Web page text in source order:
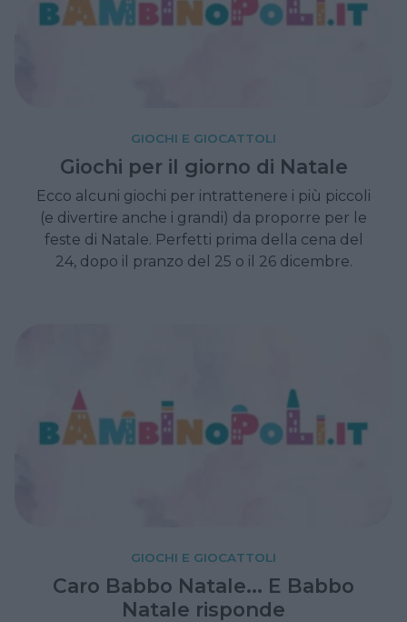
GIOCHI E GIOCATTOLI
Giochi per il giorno di Natale
Ecco alcuni giochi per intrattenere i più piccoli
(e divertire anche i grandi) da proporre per le
feste di Natale. Perfetti prima della cena del
24, dopo il pranzo del 25 o il 26 dicembre.
GIOCHI E GIOCATTOLI
Caro Babbo Natale... E Babbo
Natale risponde